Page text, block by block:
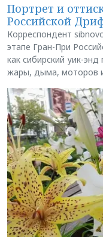
Портрет и
Российской
Корреспондент
этапе Гран-При
как сибирский уик-
жары, дыма, моторов